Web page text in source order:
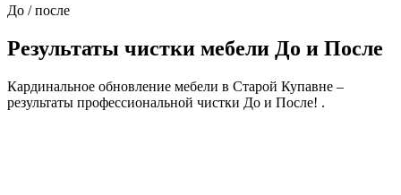
До / после
Результаты чистки мебели До и После
Кардинальное обновление мебели в Старой Купавне –
результаты профессиональной чистки До и После! .